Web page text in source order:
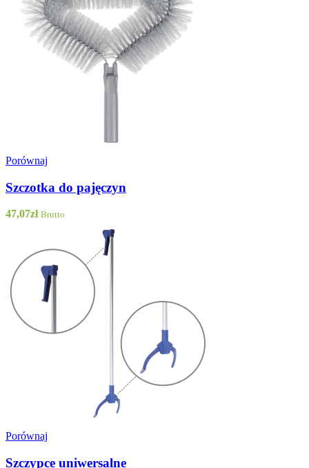
Porównaj
Szczotka do pajęczyn
47,07zł Brutto
Porównaj
Szczypce uniwersalne